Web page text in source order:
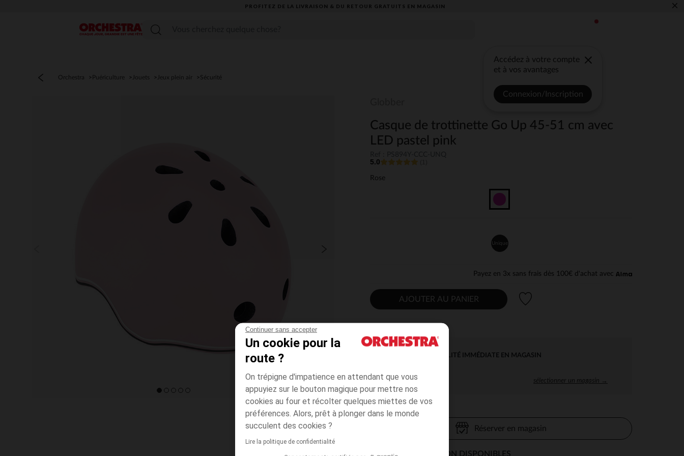
Continuer sans accepter
Un cookie pour la
route ?
On trépigne d'impatience en attendant que vous
appuyiez sur le bouton magique pour mettre nos
cookies au four et récolter quelques miettes de vos
préférences. Alors, prêt à plonger dans le monde
succulent des cookies ?
Lire la politique de confidentialité
PROFITEZ DE LA LIVRAISON & DU RETOUR GRATUITS EN MAGASIN​ ×
Menu
Accédez à votre compte
et à vos avantages
Connexion/Inscription
Orchestra Puériculture Jouets Jeux plein air Sécurité
Casque de trottinette Go Up 45-51 cm avec
LED pastel pink
5.0
Rose
Unique
Payez en 3x sans frais dès 100€ d'achat avec
AJOUTER AU PANIER
DISPONIBILITÉ IMMÉDIATE EN MAGASIN
sélectionner un magasin →
Réserver en magasin
MODES DE LIVRAISON DISPONIBLES